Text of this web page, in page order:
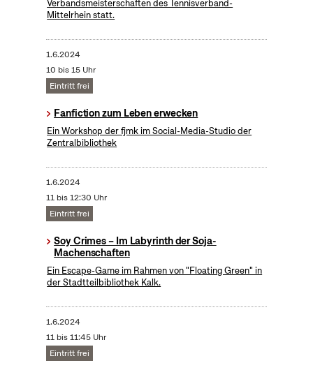
Verbandsmeisterschaften des Tennisverband-
Mittelrhein statt.
1.6.2024
10 bis 15 Uhr
Eintritt frei
Fanfiction zum Leben erwecken
Ein Workshop der fjmk im Social-Media-Studio der
Zentralbibliothek
1.6.2024
11 bis 12:30 Uhr
Eintritt frei
Soy Crimes – Im Labyrinth der Soja-
Machenschaften
Ein Escape-Game im Rahmen von "Floating Green" in
der Stadtteilbibliothek Kalk.
1.6.2024
11 bis 11:45 Uhr
Eintritt frei